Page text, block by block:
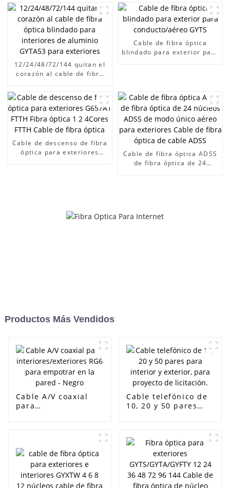
Cable De Fibra Interior,
Cable De Fibra Óptica,
Cable De Fibra Óptica
Interior, cable de fibra
óptica solo, cable óptico,
fibra de cable óptico,fibra
12/24/48/72/144 quitan el
corazón al cable de fibra
GYTA53 para exteriores
Cable de fibra óptica
blindado para exterior para
Cable de descenso de fibra
óptica para exteriores
Cable de fibra óptica ADSS
de fibra óptica de 24
Productos Más Vendidos
Cable A/V coaxial
para
Cable telefónico de
10, 20 y 50 pares
licitación.